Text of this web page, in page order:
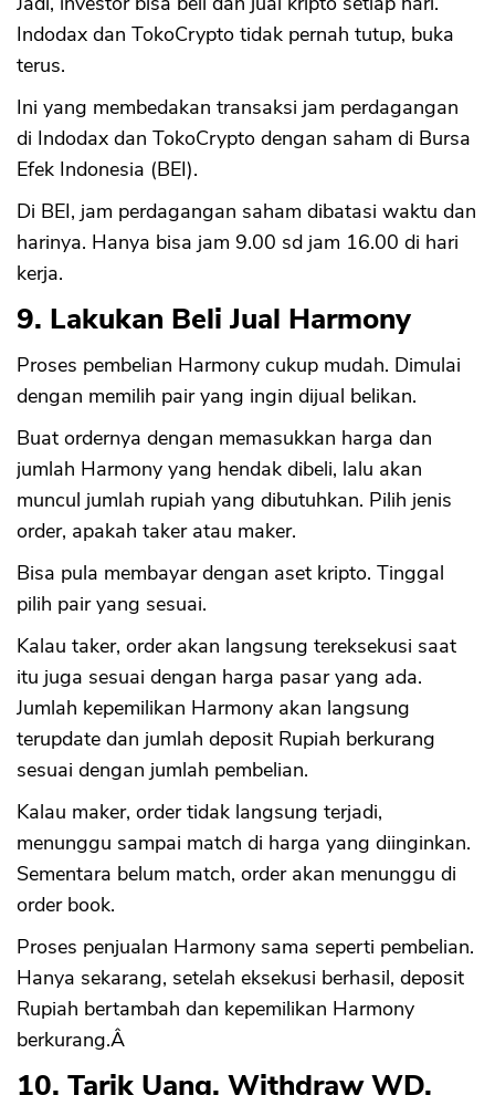
Indodax dan TokoCrypto tidak pernah tutup, buka
terus.
Ini yang membedakan transaksi jam perdagangan
di Indodax dan TokoCrypto dengan saham di Bursa
Efek Indonesia (BEI).
Di BEI, jam perdagangan saham dibatasi waktu dan
harinya. Hanya bisa jam 9.00 sd jam 16.00 di hari
kerja.
9. Lakukan Beli Jual Harmony
Proses pembelian Harmony cukup mudah. Dimulai
dengan memilih pair yang ingin dijual belikan.
Buat ordernya dengan memasukkan harga dan
jumlah Harmony yang hendak dibeli, lalu akan
muncul jumlah rupiah yang dibutuhkan. Pilih jenis
order, apakah taker atau maker.
Bisa pula membayar dengan aset kripto. Tinggal
pilih pair yang sesuai.
Kalau taker, order akan langsung tereksekusi saat
itu juga sesuai dengan harga pasar yang ada.
Jumlah kepemilikan Harmony akan langsung
terupdate dan jumlah deposit Rupiah berkurang
sesuai dengan jumlah pembelian.
Kalau maker, order tidak langsung terjadi,
menunggu sampai match di harga yang diinginkan.
Sementara belum match, order akan menunggu di
order book.
Proses penjualan Harmony sama seperti pembelian.
Hanya sekarang, setelah eksekusi berhasil, deposit
Rupiah bertambah dan kepemilikan Harmony
berkurang.Â
10. Tarik Uang, Withdraw WD,